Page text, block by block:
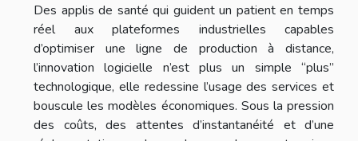
Des applis de santé qui guident un patient en temps
réel aux plateformes industrielles capables
d’optimiser une ligne de production à distance,
l’innovation logicielle n’est plus un simple “plus”
technologique, elle redessine l’usage des services et
bouscule les modèles économiques. Sous la pression
des coûts, des attentes d’instantanéité et d’une